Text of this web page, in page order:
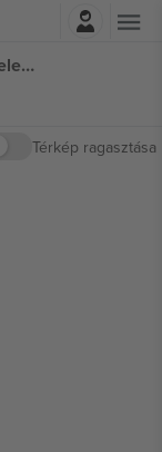
Pogoń Grodzisk Mazowiecki vs Stal Mielec 1 Liga jegyek
Térkép ragasztása